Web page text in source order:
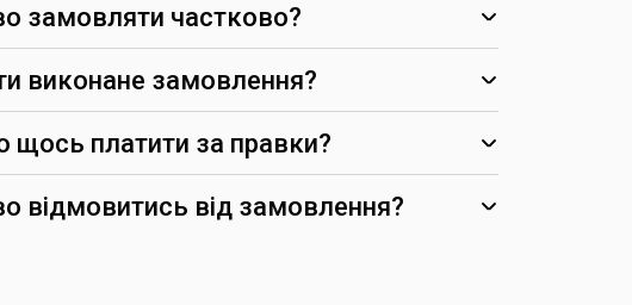
замовляти частково?
виконане замовлення?
щось платити за правки?
відмовитись від замовлення?